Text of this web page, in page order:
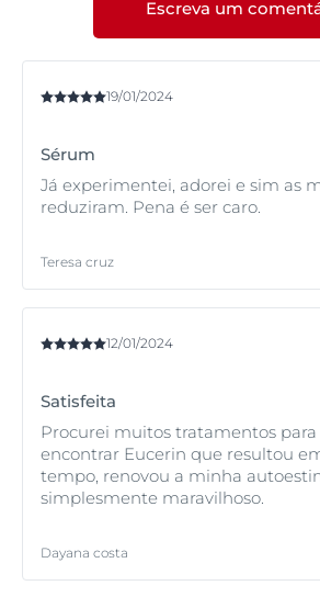
pele e preenchem as rugas
sol, reduzindo assim potenciais
hiperpigmentação derivados da
uma exposição solar intensa,
proteção mais elevado da gama
rapidamente absorvida.
Escreva um
19/01/2024
Sérum
Já experimentei, adorei e sim as
reduziram. Pena é ser caro.
Teresa cruz
12/01/2024
Satisfeita
Procurei muitos tratamentos
encontrar Eucerin que resultou
tempo, renovou a minha
simplesmente maravilhoso.
Dayana costa